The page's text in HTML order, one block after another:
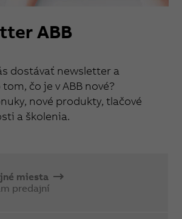
ABB
dostávať newsletter a
čo je v ABB nové?
nové produkty, tlačové
a školenia.
miesta
predajní